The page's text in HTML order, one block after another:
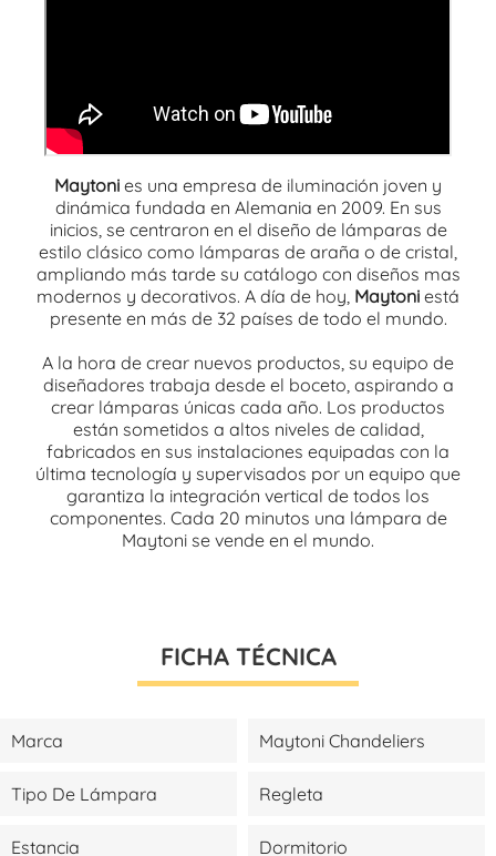
Maytoni es una empresa de iluminación joven y
dinámica fundada en Alemania en 2009. En sus
inicios, se centraron en el diseño de lámparas de
estilo clásico como lámparas de araña o de cristal,
ampliando más tarde su catálogo con diseños mas
modernos y decorativos. A día de hoy, Maytoni está
presente en más de 32 países de todo el mundo.
A la hora de crear nuevos productos, su equipo de
diseñadores trabaja desde el boceto, aspirando a
crear lámparas únicas cada año. Los productos
están sometidos a altos niveles de calidad,
fabricados en sus instalaciones equipadas con la
última tecnología y supervisados por un equipo que
garantiza la integración vertical de todos los
componentes. Cada 20 minutos una lámpara de
Maytoni se vende en el mundo.
FICHA TÉCNICA
Marca Maytoni Chandeliers
Tipo De Lámpara Regleta
Estancia Dormitorio